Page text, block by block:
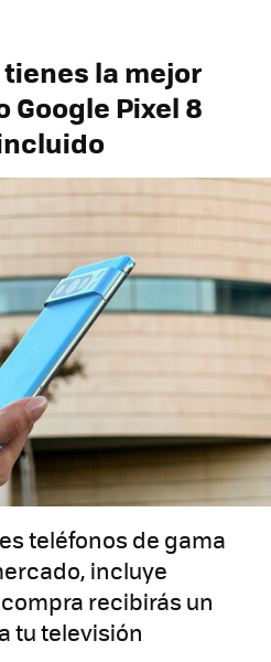
la mejor
Google Pixel 8
teléfonos de gama
incluye
recibirás un
tu televisión